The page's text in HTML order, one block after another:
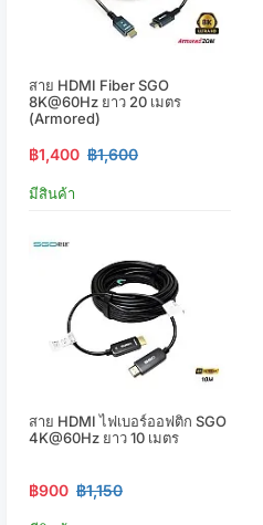
สาย HDMI Fiber SGO
8K@60Hz ยาว 20 เมตร
(Armored)
฿1,400 ฿1,600
มีสินค้า
สาย HDMI ไฟเบอร์ออฟติก SGO
4K@60Hz ยาว 10 เมตร
฿900 ฿1,150